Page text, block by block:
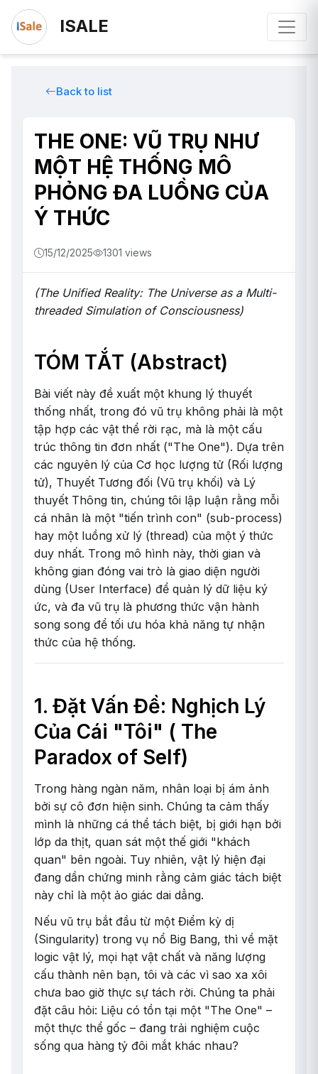
ISALE
Back to list
THE ONE: VŨ TRỤ NHƯ
MỘT HỆ THỐNG MÔ
PHỎNG ĐA LUỒNG CỦA
Ý THỨC
15/12/2025 1301 views
(The Unified Reality: The Universe as a Multi-
threaded Simulation of Consciousness)
TÓM TẮT (Abstract)
Bài viết này đề xuất một khung lý thuyết
thống nhất, trong đó vũ trụ không phải là một
tập hợp các vật thể rời rạc, mà là một cấu
trúc thông tin đơn nhất ("The One"). Dựa trên
các nguyên lý của Cơ học lượng tử (Rối lượng
tử), Thuyết Tương đối (Vũ trụ khối) và Lý
thuyết Thông tin, chúng tôi lập luận rằng mỗi
cá nhân là một "tiến trình con" (sub-process)
hay một luồng xử lý (thread) của một ý thức
duy nhất. Trong mô hình này, thời gian và
không gian đóng vai trò là giao diện người
dùng (User Interface) để quản lý dữ liệu ký
ức, và đa vũ trụ là phương thức vận hành
song song để tối ưu hóa khả năng tự nhận
thức của hệ thống.
1. Đặt Vấn Đề: Nghịch Lý
Của Cái "Tôi" ( The
Paradox of Self)
Trong hàng ngàn năm, nhân loại bị ám ảnh
bởi sự cô đơn hiện sinh. Chúng ta cảm thấy
mình là những cá thể tách biệt, bị giới hạn bởi
lớp da thịt, quan sát một thế giới "khách
quan" bên ngoài. Tuy nhiên, vật lý hiện đại
đang dần chứng minh rằng cảm giác tách biệt
này chỉ là một ảo giác dai dẳng.
Nếu vũ trụ bắt đầu từ một Điểm kỳ dị
(Singularity) trong vụ nổ Big Bang, thì về mặt
logic vật lý, mọi hạt vật chất và năng lượng
cấu thành nên bạn, tôi và các vì sao xa xôi
chưa bao giờ thực sự tách rời. Chúng ta phải
đặt câu hỏi: Liệu có tồn tại một "The One" –
một thực thể gốc – đang trải nghiệm cuộc
sống qua hàng tỷ đôi mắt khác nhau?